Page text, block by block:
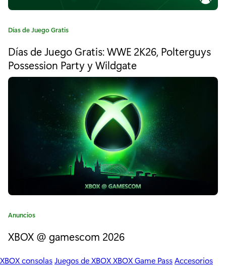
u
t
e
r
W
o
r
l
d
(
C
t
e
g
o
Días de Juego Gratis
Días de Juego Gratis: WWE 2K26, Polterguys
Possession Party y Wildgate
C
t
g
Anuncios
XBOX @ gamescom 2026
XBOX consolasJuegos de XBOXXBOX Game PassAccesorios